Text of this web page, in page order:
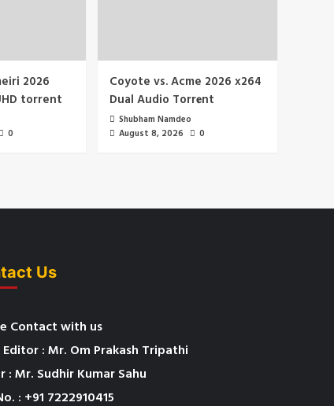
2026
torrent
0
Coyote vs. Acme 2026 x264
Dual Audio Torr𝐞nt
Shubham Namdeo
August 8, 2026
0
Us
Contact with us
Editor : Mr. Om Prakash Tripathi
: Mr. Sudhir Kumar Sahu
: +91 7222910415